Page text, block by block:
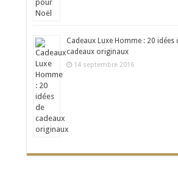
Cadeaux Luxe Homme : 20 idées
cadeaux originaux
14 septembre 2016